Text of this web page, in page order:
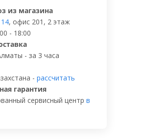
из магазина
, офис 201, 2 этаж
- 18:00
- за 3 часа
- рассчитать
гарантия
сервисный центр в